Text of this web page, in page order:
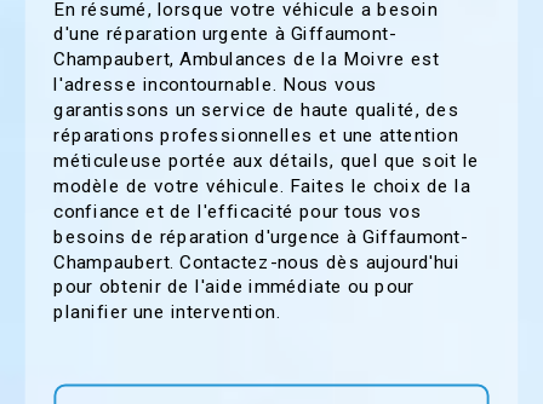
En résumé, lorsque votre véhicule a besoin
d'une réparation urgente à Giffaumont-
Champaubert, Ambulances de la Moivre est
l'adresse incontournable. Nous vous
garantissons un service de haute qualité, des
réparations professionnelles et une attention
méticuleuse portée aux détails, quel que soit le
modèle de votre véhicule. Faites le choix de la
confiance et de l'efficacité pour tous vos
besoins de réparation d'urgence à Giffaumont-
Champaubert. Contactez-nous dès aujourd'hui
pour obtenir de l'aide immédiate ou pour
planifier une intervention.